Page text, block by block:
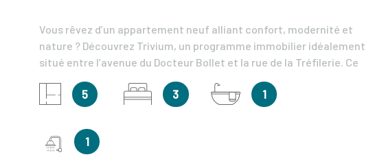
Vous rêvez d’un appartement neuf alliant confort, modernité et
nature ? Découvrez Trivium, un programme immobilier idéalement
situé entre l’avenue du Docteur Bollet et la rue de la Tréfilerie. Ce
projet à taille humaine se compose de deux bâtiments élégants,
entourés d’un cœur d’îlot végétalisé qui offre fraîcheur et un
spectacle coloré au fil des saisons. Ce superbe appartement T5 de
106 m² habitables, situé au 2ème et dernier étage, propose un grand
séjour lumineux avec une cuisine ouverte et un coin cellier pour plus
5 3 1
1